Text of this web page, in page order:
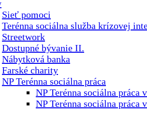
Sieť pomoci
Terénna sociálna služba krízovej
Streetwork
Dostupné bývanie II.
Nábytková banka
Farské charity
NP Terénna sociálna práca
NP Terénna sociálna práca
NP Terénna sociálna práca